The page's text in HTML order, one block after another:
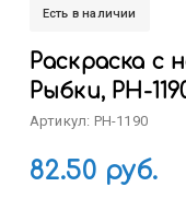
Есть в наличии
Раскраска с
Рыбки, РН-
Артикул: РН-1190
82.50 руб.